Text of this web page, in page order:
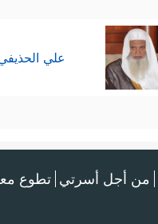
علي
من أجل أسرتي تطوع